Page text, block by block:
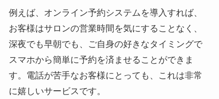
例えば、オンライン予約システムを導入すれば、
お客様はサロンの営業時間を気にすることなく、
深夜でも早朝でも、ご自身の好きなタイミングで
スマホから簡単に予約を済ませることができま
す。電話が苦手なお客様にとっても、これは非常
に嬉しいサービスです。